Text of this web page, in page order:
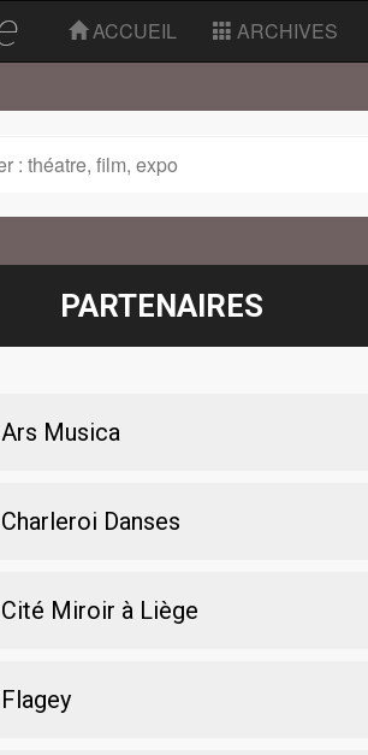
ACCUEIL ARCHIVES
PARTENAIRES
Ars Musica
Charleroi Danses
Cité Miroir à Liège
Flagey